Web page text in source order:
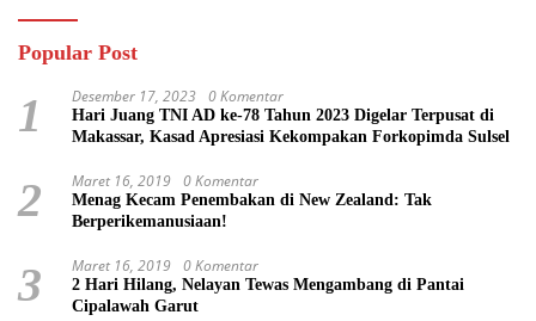
Pedoman Media Siber Redaksi
Tentang Kami